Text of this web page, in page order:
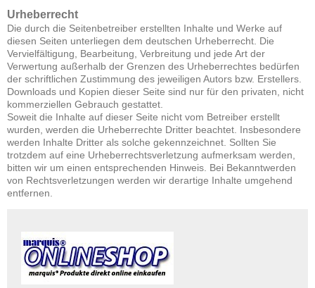
Urheberrecht
Die durch die Seitenbetreiber erstellten Inhalte und Werke auf
diesen Seiten unterliegen dem deutschen Urheberrecht. Die
Vervielfältigung, Bearbeitung, Verbreitung und jede Art der
Verwertung außerhalb der Grenzen des Urheberrechtes bedürfen
der schriftlichen Zustimmung des jeweiligen Autors bzw. Erstellers.
Downloads und Kopien dieser Seite sind nur für den privaten, nicht
kommerziellen Gebrauch gestattet.
Soweit die Inhalte auf dieser Seite nicht vom Betreiber erstellt
wurden, werden die Urheberrechte Dritter beachtet. Insbesondere
werden Inhalte Dritter als solche gekennzeichnet. Sollten Sie
trotzdem auf eine Urheberrechtsverletzung aufmerksam werden,
bitten wir um einen entsprechenden Hinweis. Bei Bekanntwerden
von Rechtsverletzungen werden wir derartige Inhalte umgehend
entfernen.